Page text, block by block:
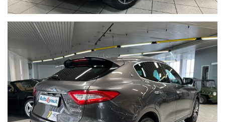
Cruise control
Selettore modalità di guida
Freno di stazionamento elettrico
Finiture interne in piano black
Navigatore
Sensori di parcheggio anteriori e posteriori
Retrocamera
USB-Aux
Clima automatico bi-zona